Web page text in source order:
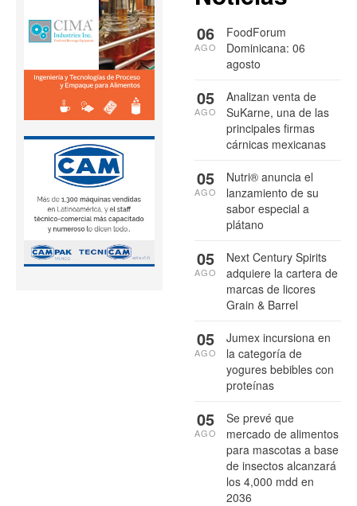
FoodForum
Dominicana: 06
agosto
06
AGO
Analizan venta de
SuKarne, una de las
principales firmas
cárnicas mexicanas
05
AGO
Nutri® anuncia el
lanzamiento de su
sabor especial a
plátano
05
AGO
Next Century Spirits
adquiere la cartera de
marcas de licores
Grain & Barrel
05
AGO
Jumex incursiona en
la categoría de
yogures bebibles con
proteínas
05
AGO
Se prevé que
mercado de alimentos
para mascotas a base
de insectos alcanzará
los 4,000 mdd en
2036
05
AGO